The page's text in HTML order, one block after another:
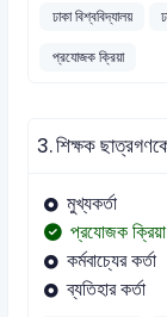
ঢাকা বিশ্ববিদ্যালয়
প্রযোজক ক্রিয়া
3.শিক্ষক
মুখ্যকর্তা
প্রযোজক ক্রিয়া
কর্মবাচ্যের কর্তা
ব্যতিহার কর্তা